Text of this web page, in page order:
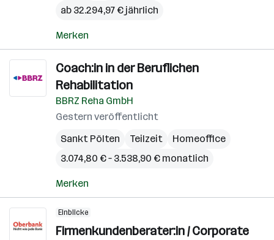
ab 32.294,97 € jährlich
Merken
Coach:in in der Beruflichen
Rehabilitation
BBRZ Reha GmbH
Gestern veröffentlicht
Sankt Pölten
Teilzeit
Homeoffice
3.074,80 € – 3.538,90 € monatlich
Merken
Einblicke
Firmenkundenberater:in / Corporate